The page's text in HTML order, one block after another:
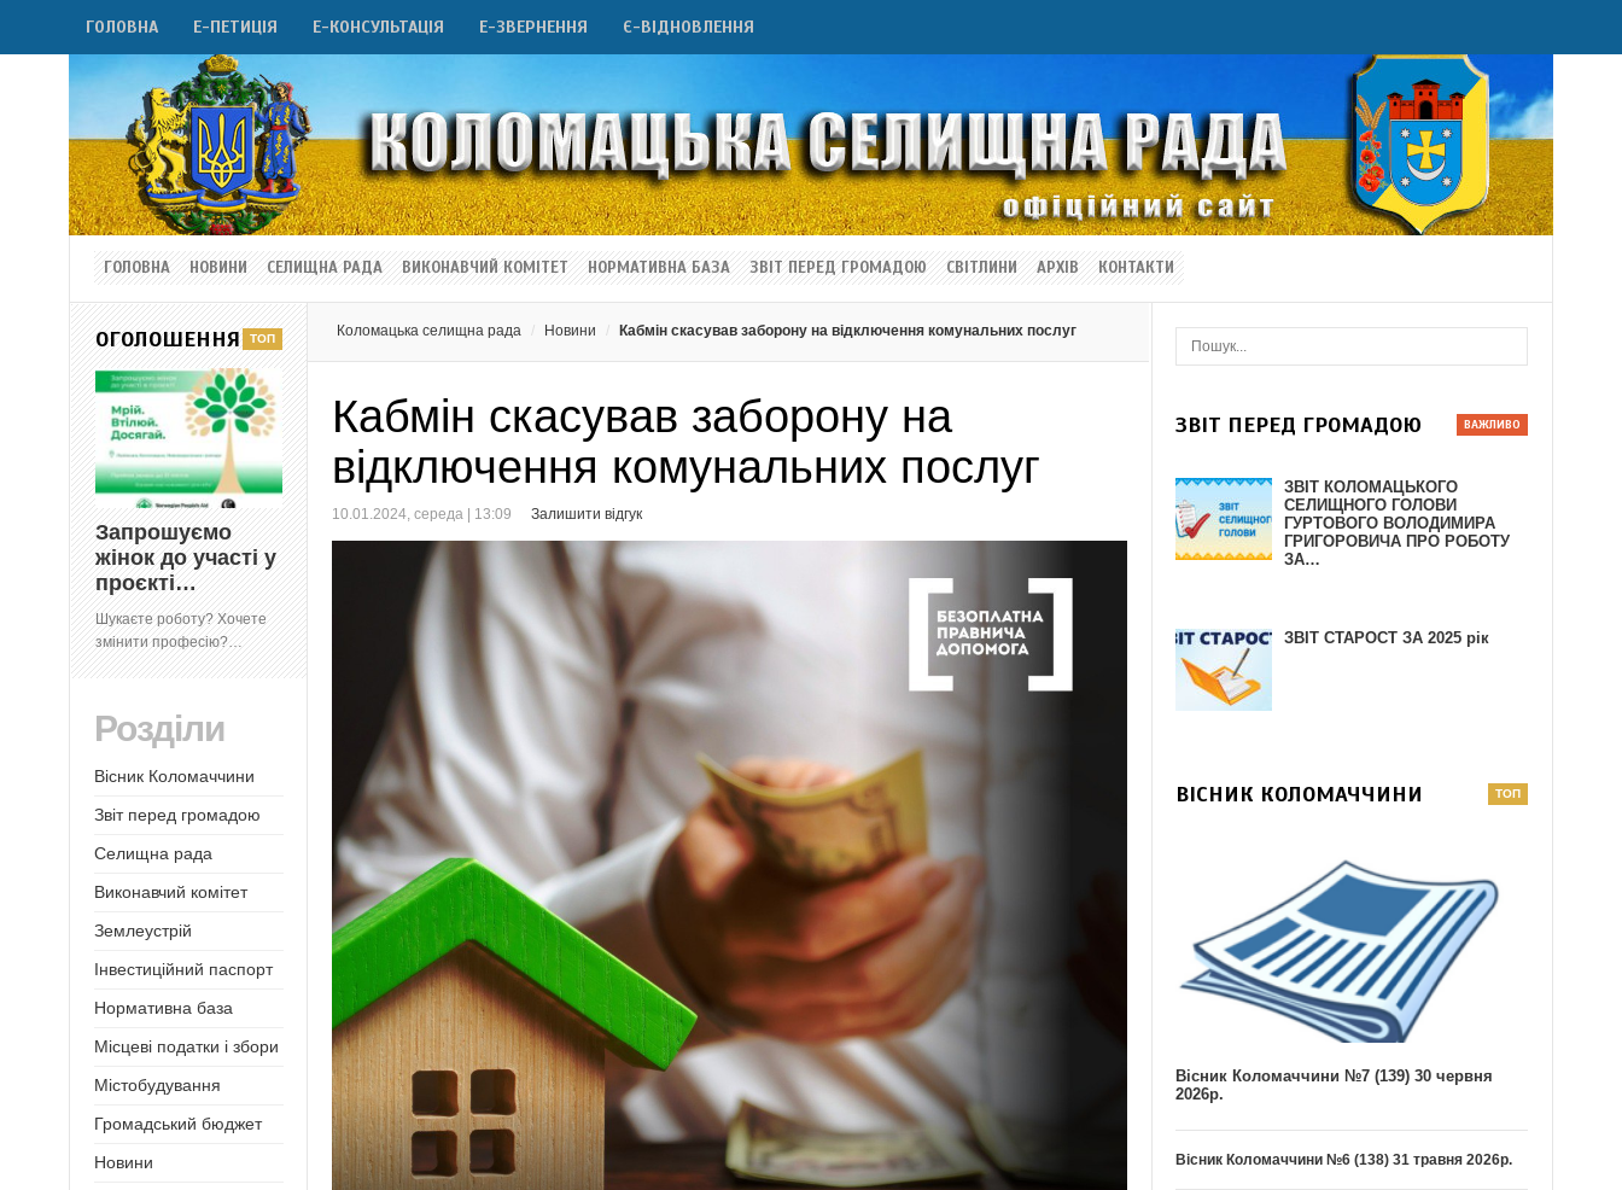
ГОЛОВНА Е-ПЕТИЦІЯ Е-КОНСУЛЬТАЦІЯ Е-ЗВЕРНЕННЯ Є-ВІДНОВЛЕННЯ
ГОЛОВНА НОВИНИ СЕЛИЩНА РАДА ВИКОНАВЧИЙ КОМІТЕТ НОРМАТИВНА БАЗА ЗВІТ ПЕРЕД ГРОМАДОЮ СВІТЛИНИ АРХІВ КОНТАКТИ
Коломацька селищна рада Новини Кабмін скасував заборону на відключення комунальних послуг
Кабмін скасував заборону на
відключення комунальних послуг
10.01.2024, середа | 13:09 Залишити відгук
ОГОЛОШЕННЯ
Запрошуємо
жінок до участі у
проєкті…
Шукаєте роботу? Хочете
змінити професію?…
Розділи
Вісник Коломаччини
Звіт перед громадою
Селищна рада
Виконавчий комітет
Землеустрій
Інвестиційний паспорт
Нормативна база
Місцеві податки і збори
Містобудування
Громадський бюджет
Новини
ЗВІТ ПЕРЕД ГРОМАДОЮ
ЗВІТ КОЛОМАЦЬКОГО
СЕЛИЩНОГО ГОЛОВИ
ГУРТОВОГО ВОЛОДИМИРА
ГРИГОРОВИЧА ПРО РОБОТУ
ЗА…
ЗВІТ СТАРОСТ ЗА 2025 рік
ВІСНИК КОЛОМАЧЧИНИ
Вісник Коломаччини №7 (139) 30 червня
2026р.
Вісник Коломаччини №6 (138) 31 травня 2026р.